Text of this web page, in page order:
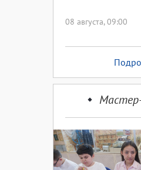
08 августа, 09:00